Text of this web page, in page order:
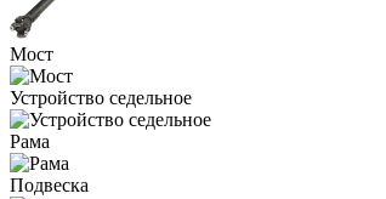
Мост
Устройство седельное
Рама
Подвеска